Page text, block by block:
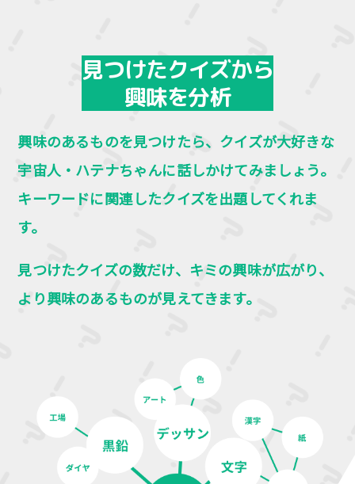
見つけたクイズから
興味を分析
興味のあるものを見つけたら、クイズが大好きな
宇宙人・ハテナちゃんに話しかけてみましょう。
キーワードに関連したクイズを出題してくれま
す。
見つけたクイズの数だけ、キミの興味が広がり、
より興味のあるものが見えてきます。